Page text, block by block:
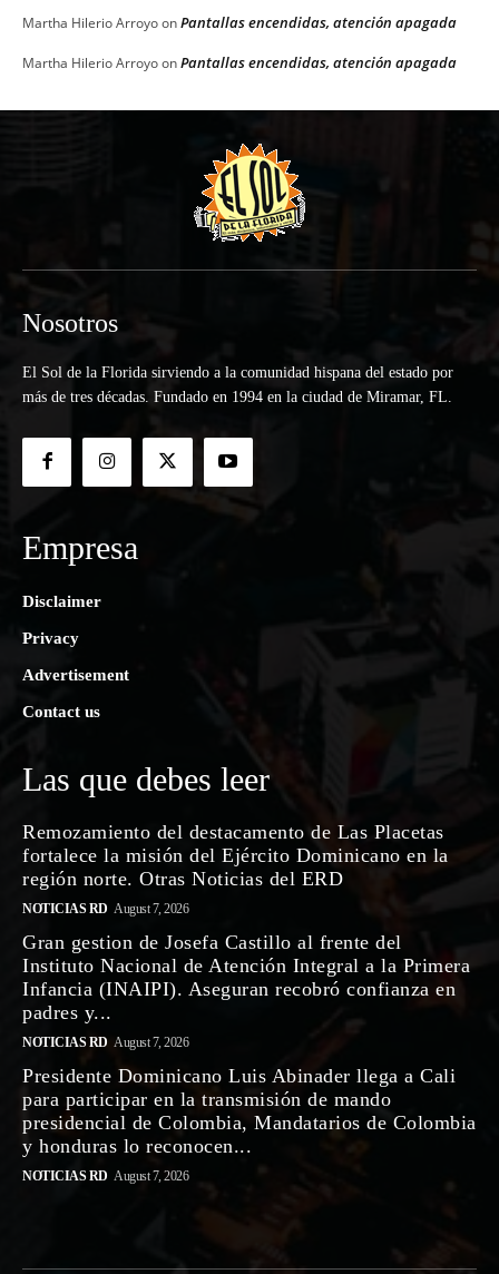
Martha Hilerio ArroyoonPantallas encendidas, atención apagada
Martha Hilerio ArroyoonPantallas encendidas, atención apagada
Nosotros
El Sol de la Florida sirviendo a la comunidad hispana del estado por
más de tres décadas. Fundado en 1994 en la ciudad de Miramar, FL.
Empresa
Disclaimer
Privacy
Advertisement
Contact us
Las que debes leer
Remozamiento del destacamento de Las Placetas
fortalece la misión del Ejército Dominicano en la
región norte. Otras Noticias del ERD
NOTICIAS RD August 7, 2026
Gran gestion de Josefa Castillo al frente del
Instituto Nacional de Atención Integral a la Primera
Infancia (INAIPI). Aseguran recobró confianza en
padres y...
NOTICIAS RD August 7, 2026
Presidente Dominicano Luis Abinader llega a Cali
para participar en la transmisión de mando
presidencial de Colombia, Mandatarios de Colombia
y honduras lo reconocen...
NOTICIAS RD August 7, 2026